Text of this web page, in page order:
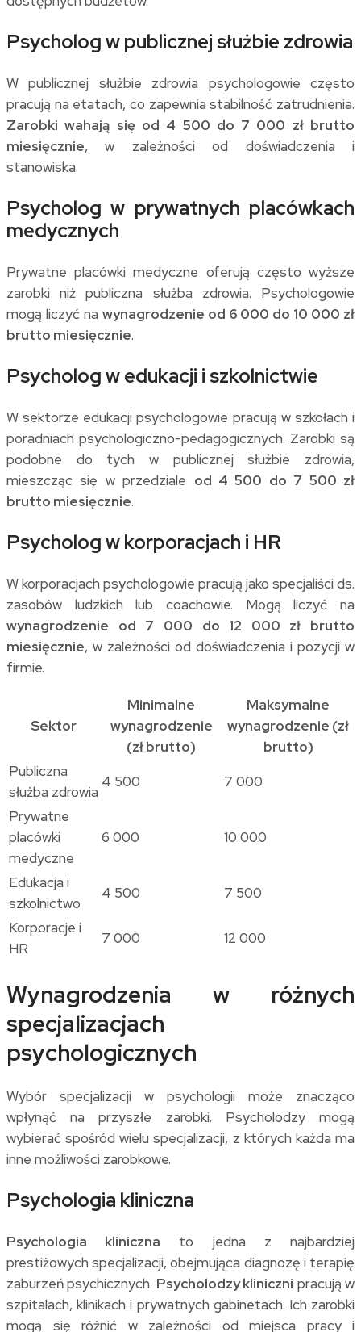
Psycholog w publicznej służbie zdrowia
W publicznej służbie zdrowia psychologowie często
pracują na etatach, co zapewnia stabilność zatrudnienia.
Zarobki wahają się od 4 500 do 7 000 zł brutto
miesięcznie, w zależności od doświadczenia i
stanowiska.
Psycholog w prywatnych placówkach
medycznych
Prywatne placówki medyczne oferują często wyższe
zarobki niż publiczna służba zdrowia. Psychologowie
mogą liczyć na wynagrodzenie od 6 000 do 10 000 zł
brutto miesięcznie.
Psycholog w edukacji i szkolnictwie
W sektorze edukacji psychologowie pracują w szkołach i
poradniach psychologiczno-pedagogicznych. Zarobki są
podobne do tych w publicznej służbie zdrowia,
mieszcząc się w przedziale od 4 500 do 7 500 zł
brutto miesięcznie.
Psycholog w korporacjach i HR
W korporacjach psychologowie pracują jako specjaliści ds.
zasobów ludzkich lub coachowie. Mogą liczyć na
wynagrodzenie od 7 000 do 12 000 zł brutto
miesięcznie, w zależności od doświadczenia i pozycji w
firmie.
Sektor
Minimalne
wynagrodzenie
(zł brutto)
Maksymalne
wynagrodzenie (zł
brutto)
Publiczna
służba zdrowia
4 500
7 000
Prywatne
placówki
medyczne
6 000 10 000
Edukacja i
szkolnictwo
4 500
7 500
Korporacje i
HR
7 000 12 000
Wynagrodzenia w różnych
specjalizacjach
psychologicznych
Wybór specjalizacji w psychologii może znacząco
wpłynąć na przyszłe zarobki. Psycholodzy mogą
wybierać spośród wielu specjalizacji, z których każda ma
inne możliwości zarobkowe.
Psychologia kliniczna
Psychologia kliniczna to jedna z najbardziej
prestiżowych specjalizacji, obejmująca diagnozę i terapię
zaburzeń psychicznych. Psycholodzy kliniczni pracują w
szpitalach, klinikach i prywatnych gabinetach. Ich zarobki
mogą się różnić w zależności od miejsca pracy i